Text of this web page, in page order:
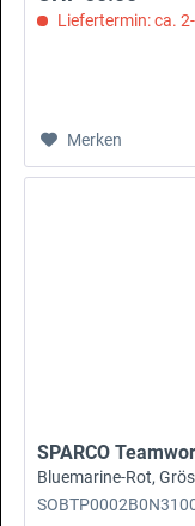
Liefertermin: ca.
Merken
SPARCO
Bluemarine-Rot,